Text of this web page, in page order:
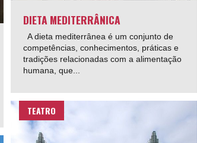
DIETA MEDITERRÂNICA
A dieta mediterrânea é um conjunto de
competências, conhecimentos, práticas e
tradições relacionadas com a alimentação
humana, que...
TEATRO